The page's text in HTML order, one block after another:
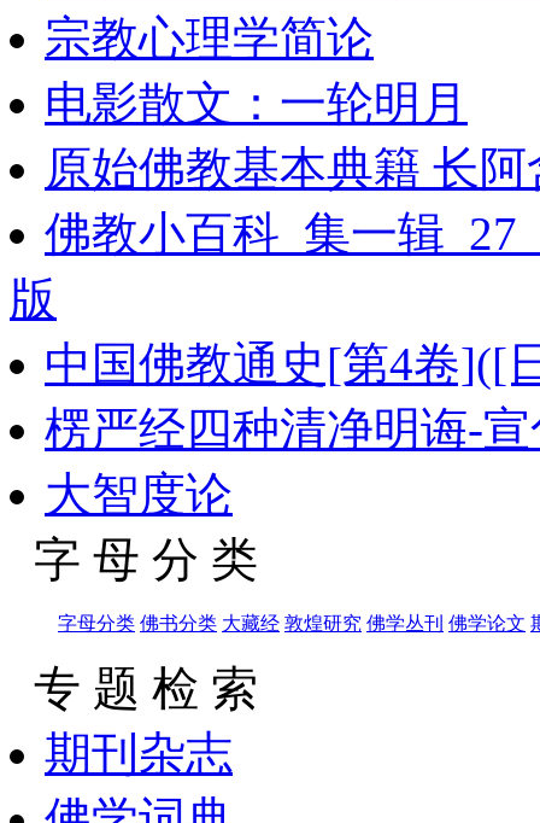
宗教心理学简论
电影散文：一轮明月
原始佛教基本典籍 长阿
佛教小百科_集一辑
版
中国佛教通史[第4卷]([
楞严经四种清净明诲-
大智度论
字 母 分 类
字母分类 佛书分类 大藏经 敦煌研究 佛学丛刊 佛学论文
专 题 检 索
期刊杂志